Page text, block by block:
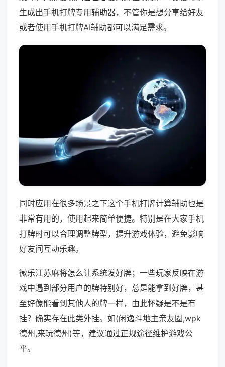
生成出手机打牌专用辅助器，不管你是想分享给好友
或者使用手机打牌AI辅助都可以满足需求。
同时应用在很多场景之下这个手机打牌计算辅助也是
非常有用的，使用起来简单便捷。特别是在大家手机
打牌时可以合理调整牌型，提升游戏体验，避免影响
好友间互动乐趣。
微乐江苏麻将怎么让系统发好牌；一些玩家反映在游
戏中遇到部分用户的牌特别好，总是能拿到好牌，甚
至好像能看到其他人的牌一样，由此怀疑是不是有
挂？确实存在此类外挂。如(闲逸斗地主亲友圈,wpk
德州,来玩德州)等，建议通过正规途径维护游戏公
平。